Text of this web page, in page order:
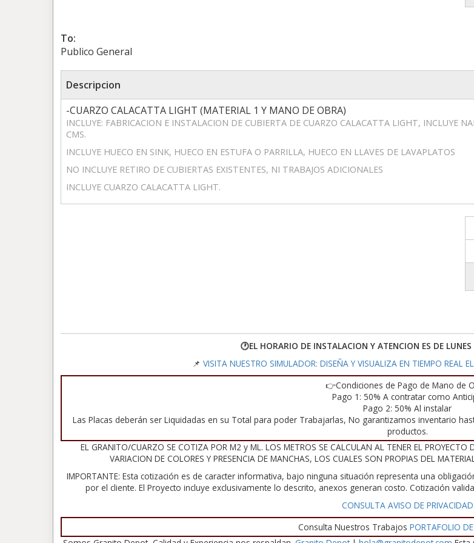
To:
Publico General
Descripcion
-CUARZO CALACATTA LIGHT (MATERIAL 1 Y MANO DE OBRA)
INCLUYE: FABRICACION E INSTALACION DE CUBIERTA DE CUARZO CALACATTA LIGHT, INCLUYE
CMS.
INCLUYE HUECO EN SINK, HUECO EN ESTUFA O PARRILLA, HUECO EN LLAVES DE LAVAPLATOS
NO INCLUYE RETIRO DE CUBIERTAS EXISTENTES, NI TRABAJOS ADICIONALES
INCLUYE CUARZO CALACATTA LIGHT.
🕐EL HORARIO DE INSTALACION Y ATENCION ES DE
📌 VISITA NUESTRO SIMULADOR: DISEÑA Y VISUALIZA EN TIEMPO REAL
👉Condiciones de Pago de Mano de
Pago 1: 50% A contratar como
Pago 2: 50% Al instalar
Las Placas deberán ser Liquidadas en su Total para poder Trabajarlas, No garantizamos inventario
productos.
EL GRANITO/CUARZO SE COTIZA POR M2 y ML. LOS METROS SE CALCULAN AL TENER EL
VARIACION DE COLORES Y PRESENCIA DE MANCHAS, LOS CUALES SON PROPIAS DEL
IMPORTANTE: Esta cotización es de caracter informativa, bajo ninguna situación representa una
por el cliente. El Proyecto incluye exclusivamente lo descrito, anexos generan costo. Cotización
CONSULTA AVISO DE PRIVACIDAD
Consulta Nuestros Trabajos PORTAFOLIO